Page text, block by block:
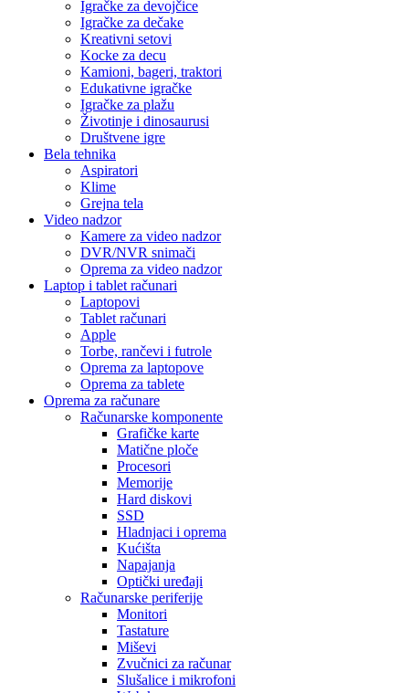
Igračke za devojčice
Igračke za dečake
Kreativni setovi
Kocke za decu
Kamioni, bageri, traktori
Edukativne igračke
Igračke za plažu
Životinje i dinosaurusi
Društvene igre
Bela tehnika
Aspiratori
Klime
Grejna tela
Video nadzor
Kamere za video nadzor
DVR/NVR snimači
Oprema za video nadzor
Laptop i tablet računari
Laptopovi
Tablet računari
Apple
Torbe, rančevi i futrole
Oprema za laptopove
Oprema za tablete
Oprema za računare
Računarske komponente
Grafičke karte
Matične ploče
Procesori
Memorije
Hard diskovi
SSD
Hladnjaci i oprema
Kućišta
Napajanja
Optički uređaji
Računarske periferije
Monitori
Tastature
Miševi
Zvučnici za računar
Slušalice i mikrofoni